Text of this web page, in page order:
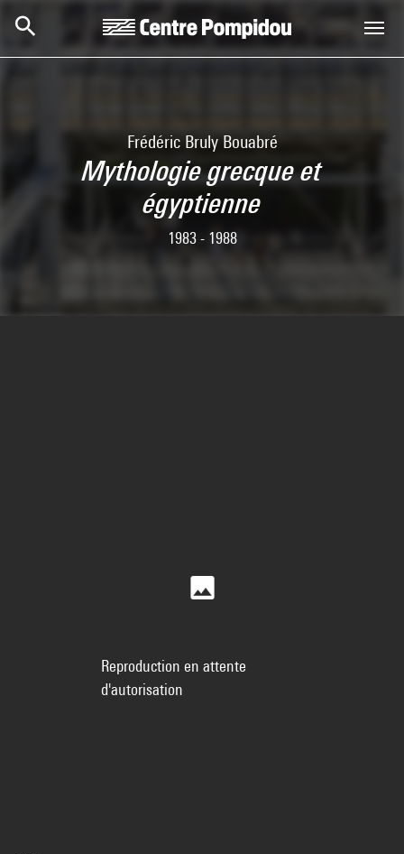
Frédéric Bruly Bouabré
Mythologie grecque et
égyptienne
1983 - 1988
Reproduction en attente
d'autorisation